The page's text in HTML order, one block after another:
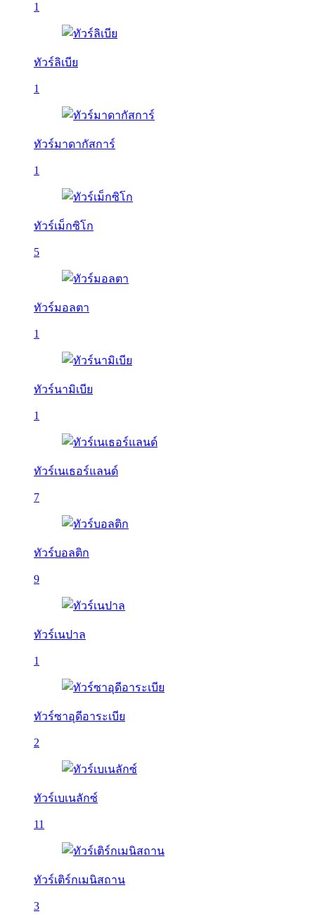
1
ทัวร์ลิเบีย
1
ทัวร์มาดากัสการ์
1
ทัวร์เม็กซิโก
5
ทัวร์มอลตา
1
ทัวร์นามิเบีย
1
ทัวร์เนเธอร์แลนด์
7
ทัวร์บอลติก
9
ทัวร์เนปาล
1
ทัวร์ซาอุดีอาระเบีย
2
ทัวร์เบเนลักซ์
11
ทัวร์เติร์กเมนิสถาน
3